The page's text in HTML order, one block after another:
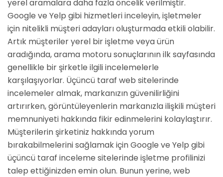
yerel aramalara daha fazla öncelik verilmiştir.
Google ve Yelp gibi hizmetleri inceleyin, işletmeler
için nitelikli müşteri adayları oluşturmada etkili olabilir.
Artık müşteriler yerel bir işletme veya ürün
aradığında, arama motoru sonuçlarının ilk sayfasında
genellikle bir şirketle ilgili incelemelerle
karşılaşıyorlar. Üçüncü taraf web sitelerinde
incelemeler almak, markanızın güvenilirliğini
artırırken, görüntüleyenlerin markanızla ilişkili müşteri
memnuniyeti hakkında fikir edinmelerini kolaylaştırır.
Müşterilerin şirketiniz hakkında yorum
bırakabilmelerini sağlamak için Google ve Yelp gibi
üçüncü taraf inceleme sitelerinde işletme profilinizi
talep ettiğinizden emin olun. Bunun yerine, web